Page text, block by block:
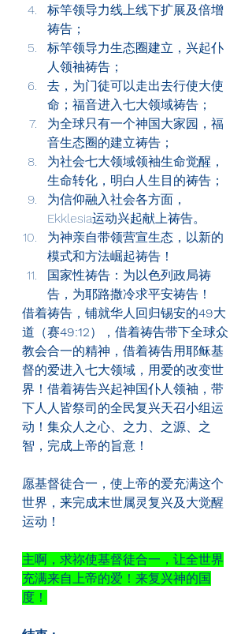
标竿领导力线上线下扩展及倍增
祷告；
标竿领导力生态圈建立，兴起仆
人领袖祷告；
去，为门徒可以走出去行使大使
命；福音进入七大领域祷告；
为全球只有一个神国大家园，福
音生态圈的建立祷告；
为社会七大领域领袖生命觉醒，
生命转化，明白人生目的祷告；
为信仰融入社会各方面，
Ekklesia运动兴起献上祷告。
为神亲自带领营宣生态，以新的
模式和方法崛起祷告！
国家性祷告：为以色列政局祷
告，为耶路撒冷求平安祷告！
借着祷告，铺就华人回归锡安的49大
道（赛49:12），借着祷告带下全球众
教会合一的精神，借着祷告用耶稣基
督的爱进入七大领域，用爱的改变世
界！借着祷告兴起神国仆人领袖，带
下人人皆祭司的全民复兴天召小组运
动！集众人之心、之力、之源、之
智，完成上帝的旨意！
愿基督徒合一，使上帝的爱充满这个
世界，来完成末世属灵复兴及大觉醒
运动！
主啊，求祢使基督徒合一，让全世界
充满来自上帝的爱！来复兴神的国
度！